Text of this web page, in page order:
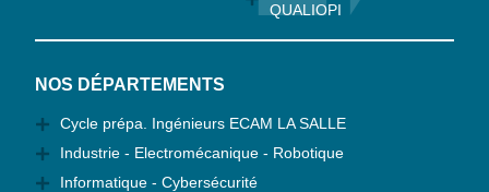
QUALIOPI
NOS DÉPARTEMENTS
Cycle prépa. Ingénieurs ECAM LA SALLE
Industrie - Electromécanique - Robotique
Informatique - Cybersécurité